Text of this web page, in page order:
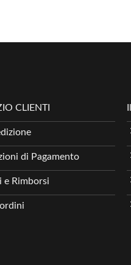
CLIENTI
di Pagamento
e Rimborsi